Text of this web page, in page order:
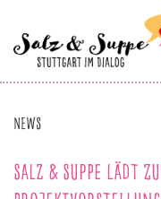
News
Salz & Suppe lädt